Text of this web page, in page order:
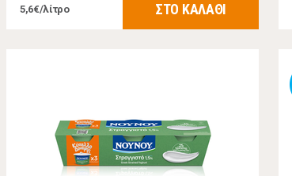
5,6€/λίτρο ΣΤΟ ΚΑΛΑΘΙ